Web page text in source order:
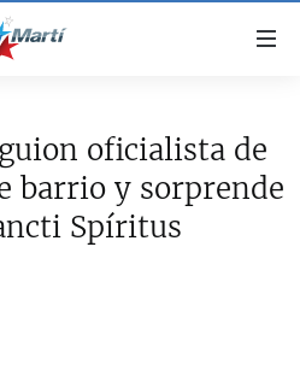
oficialista de
barrio y sorprende
Spíritus